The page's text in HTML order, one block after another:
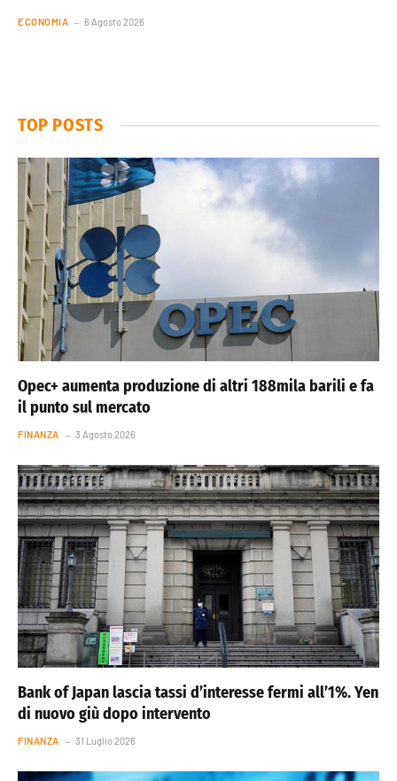
ECONOMIA 6 Agosto 2026
TOP POSTS
Opec+ aumenta produzione di altri 188mila barili e fa
il punto sul mercato
FINANZA 3 Agosto 2026
Bank of Japan lascia tassi d’interesse fermi all’1%. Yen
di nuovo giù dopo intervento
FINANZA 31 Luglio 2026